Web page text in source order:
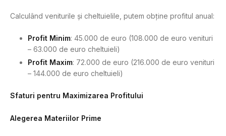
Calculând veniturile și cheltuielile, putem obține profitul anual:
Profit Minim: 45.000 de euro (108.000 de euro venituri
– 63.000 de euro cheltuieli)
Profit Maxim: 72.000 de euro (216.000 de euro venituri
– 144.000 de euro cheltuieli)
Sfaturi pentru Maximizarea Profitului
Alegerea Materiilor Prime